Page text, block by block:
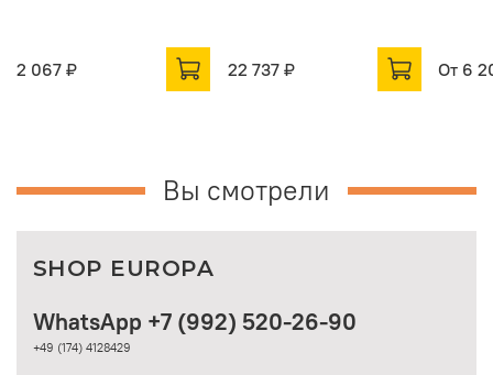
2 067 ₽ 22 737 ₽ От 6
Вы смотрели
WhatsApp +7 (992) 520-26-90
+49 (174) 4128429
SHOP EUROPA